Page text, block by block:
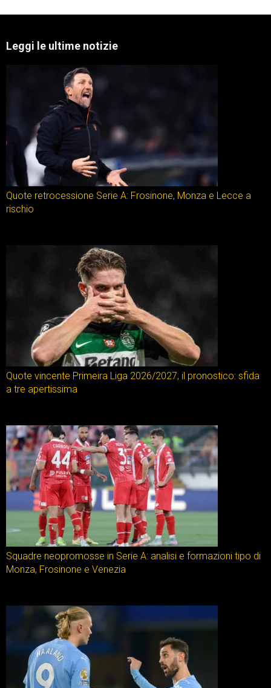
Leggi le ultime notizie
Quote retrocessione Serie A: Frosinone, Monza e Lecce a
rischio
Quote vincente Primeira Liga 2026/2027, il pronostico: sfida
a tre apertissima
Squadre neopromosse in Serie A: analisi e formazioni tipo di
Monza, Frosinone e Venezia